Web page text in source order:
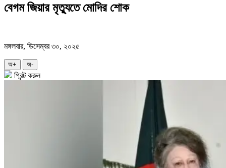
বেগম জিয়ার মৃত্যুতে মোদির শোক
মঙ্গলবার, ডিসেম্বর ৩০, ২০২৫
অ+ অ-
প্রিন্ট করুন